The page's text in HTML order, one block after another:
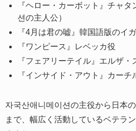
『ヘロー・カーボット』チャタ
션の主人公）
『4月は君の嘘』韓国語版のイ
『ワンピース』レベッカ役
『フェアリーテイル』エルザ・
『インサイド・アウト』カーチ
자국산애니메이션の主役から日本
まで、幅広く活動しているベテラ